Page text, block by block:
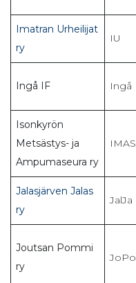
Imatran Urheilijat
ry
IU
Ingå IF Ingå
Isonkyrön
Metsästys- ja
Ampumaseura ry
IMAS
Jalasjärven Jalas
ry
JalJa
Joutsan Pommi
ry
JoPo